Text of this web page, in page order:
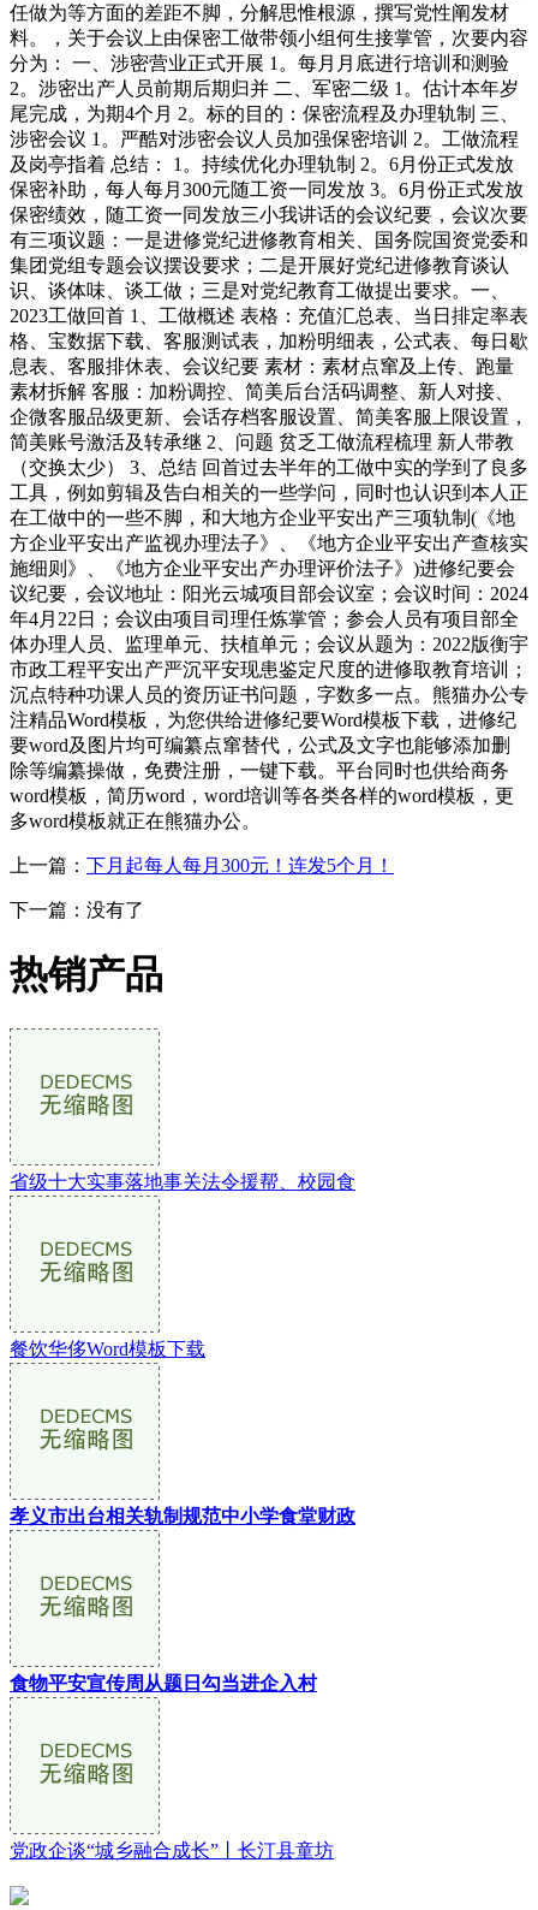
任做为等方面的差距不脚，分解思惟根源，撰写党性阐发材
料。，关于会议上由保密工做带领小组何生接掌管，次要内容
分为： 一、涉密营业正式开展 1。每月月底进行培训和测验
2。涉密出产人员前期后期归并 二、军密二级 1。估计本年岁
尾完成，为期4个月 2。标的目的：保密流程及办理轨制 三、
涉密会议 1。严酷对涉密会议人员加强保密培训 2。工做流程
及岗亭指着 总结： 1。持续优化办理轨制 2。6月份正式发放
保密补助，每人每月300元随工资一同发放 3。6月份正式发放
保密绩效，随工资一同发放三小我讲话的会议纪要，会议次要
有三项议题：一是进修党纪进修教育相关、国务院国资党委和
集团党组专题会议摆设要求；二是开展好党纪进修教育谈认
识、谈体味、谈工做；三是对党纪教育工做提出要求。一、
2023工做回首 1、工做概述 表格：充值汇总表、当日排定率表
格、宝数据下载、客服测试表，加粉明细表，公式表、每日歇
息表、客服排休表、会议纪要 素材：素材点窜及上传、跑量
素材拆解 客服：加粉调控、简美后台活码调整、新人对接、
企微客服品级更新、会话存档客服设置、简美客服上限设置，
简美账号激活及转承继 2、问题 贫乏工做流程梳理 新人带教
（交换太少） 3、总结 回首过去半年的工做中实的学到了良多
工具，例如剪辑及告白相关的一些学问，同时也认识到本人正
在工做中的一些不脚，和大地方企业平安出产三项轨制(《地
方企业平安出产监视办理法子》、《地方企业平安出产查核实
施细则》、《地方企业平安出产办理评价法子》)进修纪要会
议纪要，会议地址：阳光云城项目部会议室；会议时间：2024
年4月22日；会议由项目司理任炼掌管；参会人员有项目部全
体办理人员、监理单元、扶植单元；会议从题为：2022版衡宇
市政工程平安出产严沉平安现患鉴定尺度的进修取教育培训；
沉点特种功课人员的资历证书问题，字数多一点。熊猫办公专
注精品Word模板，为您供给进修纪要Word模板下载，进修纪
要word及图片均可编纂点窜替代，公式及文字也能够添加删
除等编纂操做，免费注册，一键下载。平台同时也供给商务
word模板，简历word，word培训等各类各样的word模板，更
多word模板就正在熊猫办公。
上一篇： 下月起每人每月300元！连发5个月！
下一篇：没有了
热销产品
省级十大实事落地事关法令援帮、校园食
餐饮华侈Word模板下载
孝义市出台相关轨制规范中小学食堂财政
食物平安宣传周从题日勾当进企入村
党政企谈“城乡融合成长”丨长汀县童坊